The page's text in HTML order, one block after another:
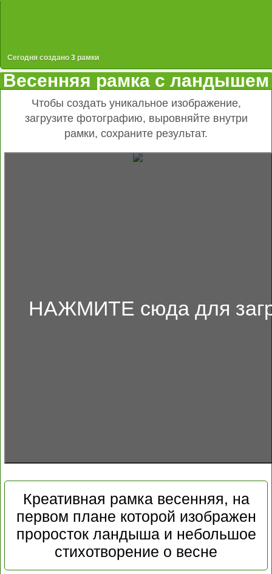
Сегодня создано 3 рамки
Весенняя рамка с ландышем
Чтобы создать уникальное изображение,
загрузите фотографию, выровняйте внутри
рамки, сохраните результат.
НАЖМИТЕ сюда для
Креативная рамка весенняя, на
первом плане которой изображен
проросток ландыша и небольшое
стихотворение о весне